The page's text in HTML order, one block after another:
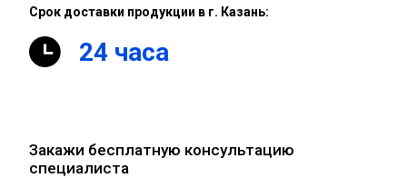
Срок доставки продукции в г. Казань:
24 часа
Закажи бесплатную консультацию
специалиста